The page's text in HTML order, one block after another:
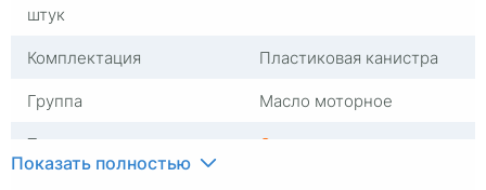
штук
Комплектация
Пластиковая канистра
Группа
Масло моторное
Тип масла
Синтетика
Показать полностью